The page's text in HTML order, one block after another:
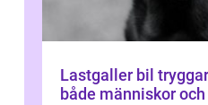
Lastgaller bil tryggare transport för
både människor